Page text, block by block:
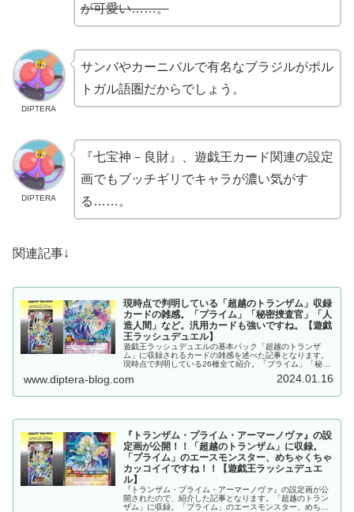
が可愛い……。
DIPTERA
サンバやカーニバルで有名なブラジルがポル
トガル語圏だからでしょう。
DIPTERA
『七宝神－良財』、遊戯王カード関連の設定
画でもブッチギリでキャラが濃い気がす
る……。
関連記事↓
現時点で判明している「超越のトランザム」収録
カードの雑感。「プライム」「秘密捜査官」「人
造人間」など。汎用カードも強いですね。【遊戯
王ラッシュデュエル】
遊戯王ラッシュデュエルの基本パック「超越のトランザ
ム」に収録されるカードの雑感を述べた記事となります。
現時点で判明している26種全て紹介。「プライム」「秘密
ます。その他、汎用カードも強力です。
www.diptera-blog.com 2024.01.16
『トランザム・プライム・アーマーノヴァ』の設
定画が公開！！「超越のトランザム」に収録。
「プライム」のエースモンスター、めちゃくちゃ
カッコイイですね！！【遊戯王ラッシュデュエ
ル】
『トランザム・プライム・アーマーノヴァ』の設定画が公
開されたので、紹介した記事となります。「超越のトラン
ザム」に収録。「プライム」のエースモンスター、めちゃ